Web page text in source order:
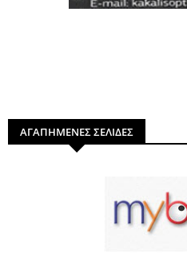
ΑΓΑΠΗΜΕΝΕΣ ΣΕΛΙΔΕΣ